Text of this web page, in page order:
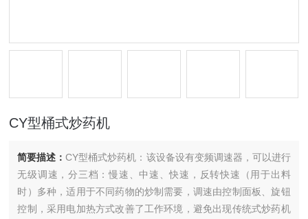
CY型桶式炒药机
简要描述：CY型桶式炒药机：该设备设有变频调速器，可以进行
无级调速，分三档：慢速、中速、快速，反转快速（用于出料
时）多种，适用于不同药物的炒制需要，调速由控制面板、旋钮
控制，采用电加热方式改善了工作环境，避免出现传统式炒药机